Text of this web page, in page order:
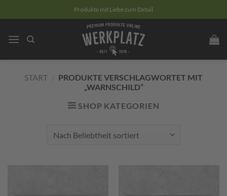
Inhalt
Produkte mit Liebe zum Detail
START
PRODUKTE VERSCHLAGWORTET MIT
„WARNSCHILD“
SHOP KATEGORIEN